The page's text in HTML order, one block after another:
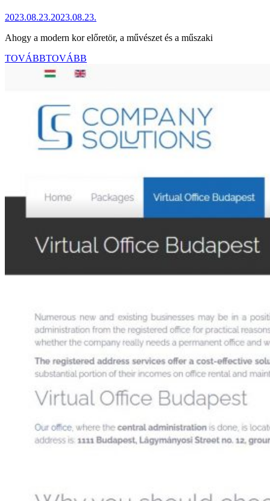
2023.08.23.2023.08.23.
Ahogy a modern kor előretör, a művészet és a műszaki
TOVÁBBTOVÁBB